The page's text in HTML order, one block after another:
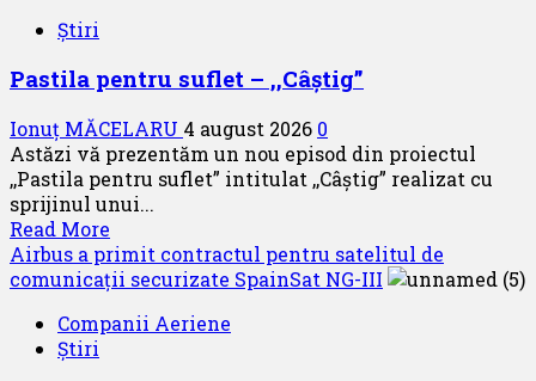
de
o
platformă
maritimă
situată
la
aproximativ
90
mile
Știri
Pastila pentru suflet – ,,Câștig”
Ionuț MĂCELARU 4 august 2026 0
Astăzi vă prezentăm un nou episod din proiectul
,,Pastila pentru suflet” intitulat ,,Câștig” realizat cu
sprijinul unui...
Read More
more
about
pentru
Airbus a primit contractul pentru satelitul de
comunicații securizate SpainSat NG-III
Companii Aeriene
Știri